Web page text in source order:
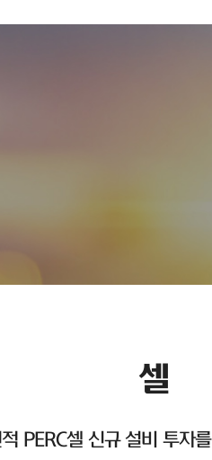
셀
PERC셀 신규 설비 투자